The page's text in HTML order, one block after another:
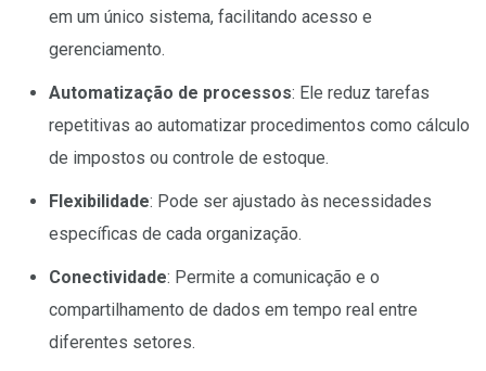
em um único sistema, facilitando acesso e
gerenciamento.
Automatização de processos: Ele reduz tarefas
repetitivas ao automatizar procedimentos como cálculo
de impostos ou controle de estoque.
Flexibilidade: Pode ser ajustado às necessidades
específicas de cada organização.
Conectividade: Permite a comunicação e o
compartilhamento de dados em tempo real entre
diferentes setores.